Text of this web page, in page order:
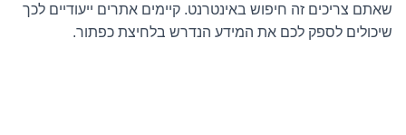
שאתם צריכים זה חיפוש באינטרנט. קיימים אתרים ייעודיים לכך
שיכולים לספק לכם את המידע הנדרש בלחיצת כפתור.